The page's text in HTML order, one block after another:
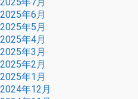
2025年7月
2025年6月
2025年5月
2025年4月
2025年3月
2025年2月
2025年1月
2024年12月